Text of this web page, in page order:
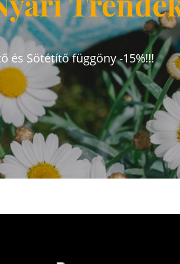
és Sötétítő függöny -15%!!!